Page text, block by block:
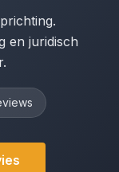
en juridisch